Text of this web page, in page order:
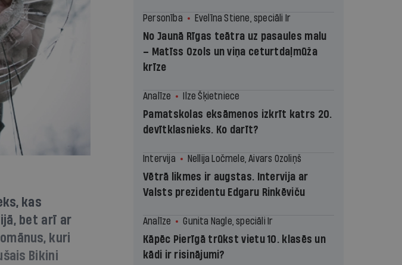
kas
bet arī ar
kuri
Bikini
Personība Evelīna Stiene, speciāli Ir
No Jaunā Rīgas teātra uz pasaules malu
– Matīss Ozols un viņa ceturtdaļmūža
krīze
Analīze Ilze Šķietniece
Pamatskolas eksāmenos izkrīt katrs 20.
devītklasnieks. Ko darīt?
Intervija Nellija Ločmele, Aivars Ozoliņš
Vētrā likmes ir augstas. Intervija ar
Valsts prezidentu Edgaru Rinkēviču
Analīze Gunita Nagle, speciāli Ir
Kāpēc Pierīgā trūkst vietu 10. klasēs un
kādi ir risinājumi?